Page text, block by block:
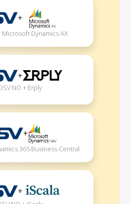
+
Microsoft Dynamics AX
+
NO + Erply
+
365 Business Central
+